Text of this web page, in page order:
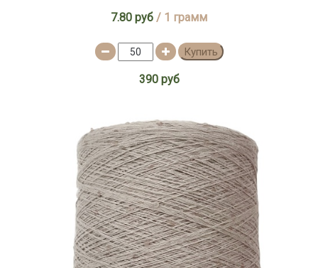
7.80 руб / 1 грамм
Купить
390 руб